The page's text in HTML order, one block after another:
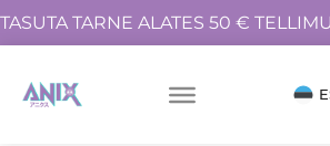
TASUTA TARNE ALATES 50 €